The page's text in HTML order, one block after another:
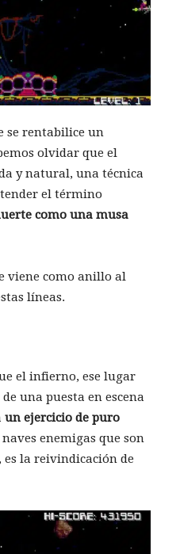
se rentabilice un
olvidar que el
y natural, una técnica
el término
como una musa
viene como anillo al
líneas.
el infierno, ese lugar
una puesta en escena
un ejercicio de puro
enemigas que son
es la reivindicación de